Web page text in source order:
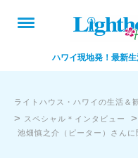
ハワイ現地発！最新
ライトハウス・ハワイの生活＆
> スペシャル＊インタビュー >
池畑慎之介（ピーター）さん